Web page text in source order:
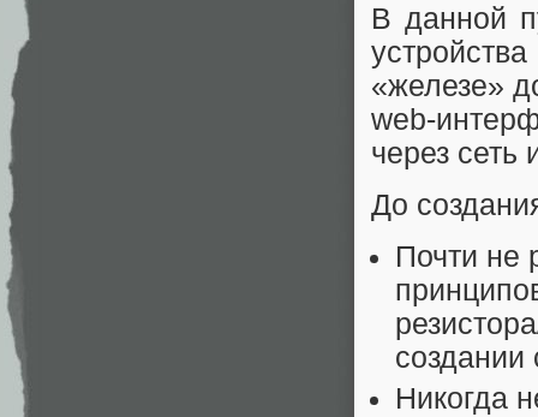
В данной
«железе»
web-
через сеть
До
Почти не
создании
Никогда